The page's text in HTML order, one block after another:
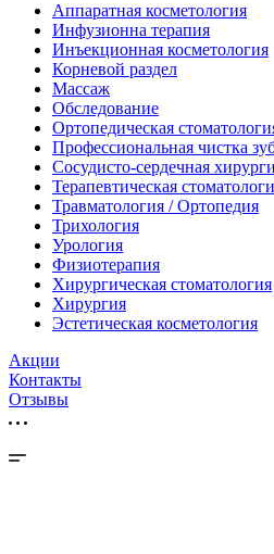
Аппаратная косметология
Инфузионна терапия
Инъекционная косметология
Корневой раздел
Массаж
Обследование
Ортопедическая
Профессиональная чистка
Сосудисто-сердечная
Терапевтическая
Травматология / Ортопедия
Трихология
Урология
Физиотерапия
Хирургическая стоматология
Хирургия
Эстетическая косметология
Акции
Контакты
Отзывы